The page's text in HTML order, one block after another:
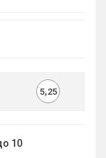
5,25
10